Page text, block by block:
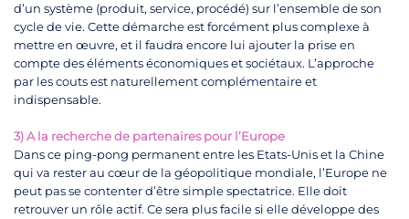
d’un système (produit, service, procédé) sur l’ensemble de son
cycle de vie. Cette démarche est forcément plus complexe à
mettre en œuvre, et il faudra encore lui ajouter la prise en
compte des éléments économiques et sociétaux. L’approche
par les couts est naturellement complémentaire et
indispensable.
3) A la recherche de partenaires pour l’Europe
Dans ce ping-pong permanent entre les Etats-Unis et la Chine
qui va rester au cœur de la géopolitique mondiale, l’Europe ne
peut pas se contenter d’être simple spectatrice. Elle doit
retrouver un rôle actif. Ce sera plus facile si elle développe des